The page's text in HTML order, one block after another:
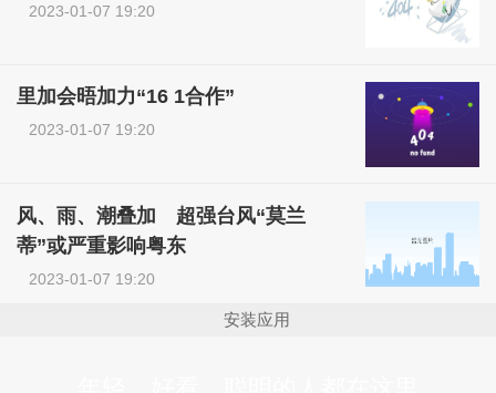
2023-01-07 19:20
里加会晤加力“16 1合作”
2023-01-07 19:20
风、雨、潮叠加 超强台风“莫兰
蒂”或严重影响粤东
2023-01-07 19:20
安装应用